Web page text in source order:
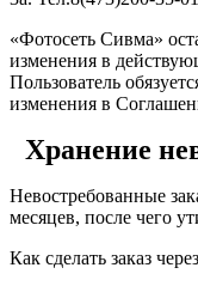
«Фотосеть Сивма»
изменения в
Пользователь
изменения в
Хранение
Невостребованные
месяцев, после чего
Как сделать заказ